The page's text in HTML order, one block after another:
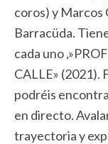
coros) y Marcos
Barracüda.
cada uno
CALLE» (2021).
podréis
en directo.
trayectoria y